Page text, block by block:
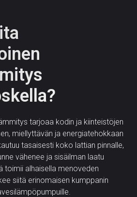
tarjoaa kodin ja kiinteistöjen
miellyttävän ja energiatehokkaan
tasaisesti koko lattian pinnalle,
vähenee ja sisäilman laatu
toimii alhaisella menoveden
siitä erinomaisen kumppanin